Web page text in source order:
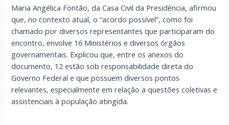
Maria Angélica Fontão, da Casa Civil da Presidência, afirmou
que, no contexto atual, o “acordo possível”, como foi
chamado por diversos representantes que participaram do
encontro, envolve 16 Ministérios e diversos órgãos
governamentais. Explicou que, entre os anexos do
documento, 12 estão sob responsabilidade direta do
Governo Federal e que possuem diversos pontos
relevantes, especialmente em relação a questões coletivas e
assistenciais à população atingida.